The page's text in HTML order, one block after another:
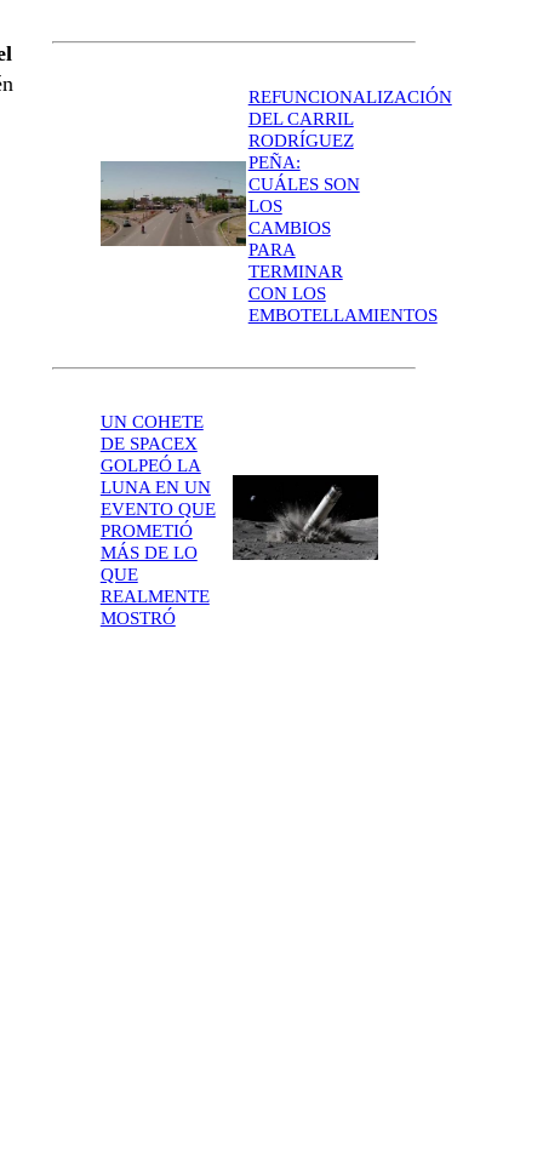
REFUNCIONALIZACIÓN
DEL CARRIL
RODRÍGUEZ
PEÑA:
CUÁLES SON
LOS
CAMBIOS
PARA
TERMINAR
CON LOS
EMBOTELLAMIENTOS
UN COHETE
DE SPACEX
GOLPEÓ LA
LUNA EN UN
EVENTO QUE
PROMETIÓ
MÁS DE LO
QUE
REALMENTE
MOSTRÓ